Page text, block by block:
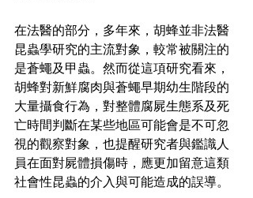
在法醫的部分，多年來，胡蜂並非法醫
昆蟲學研究的主流對象，較常被關注的
是蒼蠅及甲蟲。然而從這項研究看來，
胡蜂對新鮮腐肉與蒼蠅早期幼生階段的
大量攝食行為，對整體腐屍生態系及死
亡時間判斷在某些地區可能會是不可忽
視的觀察對象，也提醒研究者與鑑識人
員在面對屍體損傷時，應更加留意這類
社會性昆蟲的介入與可能造成的誤導。